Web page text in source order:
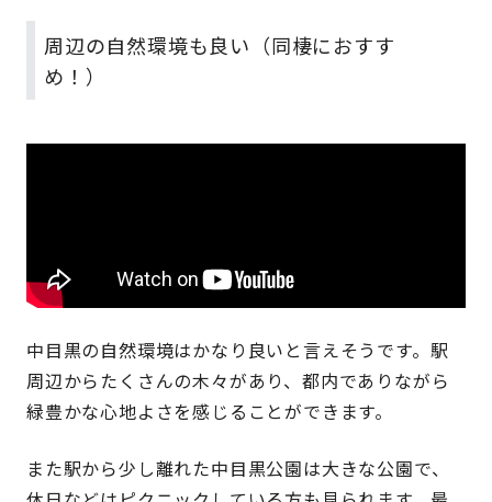
周辺の自然環境も良い（同棲におすす
め！）
中目黒の自然環境はかなり良いと言えそうです。駅
周辺からたくさんの木々があり、都内でありながら
緑豊かな心地よさを感じることができます。
また駅から少し離れた中目黒公園は大きな公園で、